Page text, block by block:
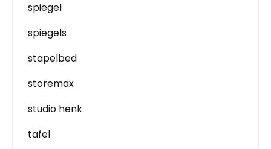
spiegel
spiegels
stapelbed
storemax
studio henk
tafel